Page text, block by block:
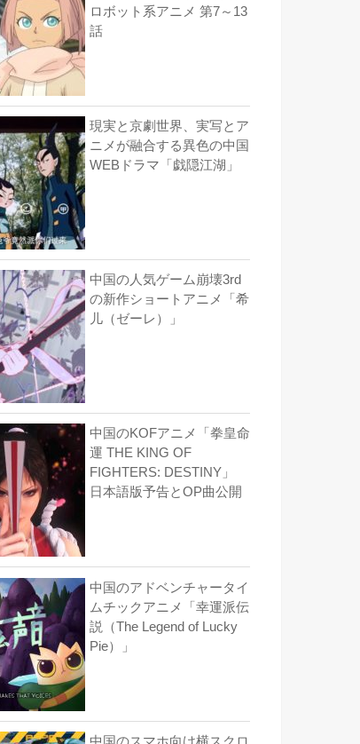
ロボット系アニメ 第7～13
話
現実と京劇世界、実写とア
ニメが融合する異色の中国
WEBドラマ「戯隠江湖」
中国の人気ゲーム崩壊3rd
の新作ショートアニメ「希
儿（ゼーレ）」
中国のKOFアニメ「拳皇命
運 THE KING OF
FIGHTERS: DESTINY」
日本語版予告とOP曲公開
中国のアドベンチャータイ
ムチックアニメ「幸運派伝
説（The Legend of Lucky
Pie）」
中国のスマホ向け横スクロ